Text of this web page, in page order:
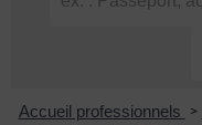
Accueil professionnels >